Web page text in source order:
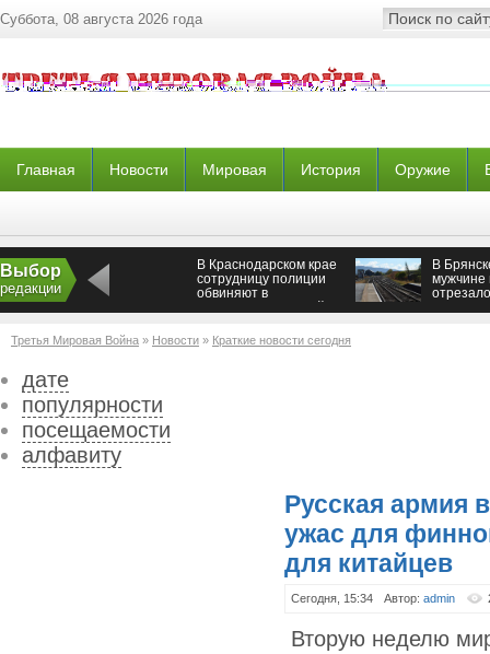
Суббота, 08 августа 2026 года
Главная Новости Мировая История Оружие
Выбор
редакции
В Краснодарском крае
сотрудницу полиции
обвиняют в
В
мужчине
Третья Мировая Война » Новости » Краткие новости сегодня
дате
популярности
посещаемости
алфавиту
Русская
ужас для
для китайцев
Сегодня, 15:34 Автор: admin
Вторую неделю